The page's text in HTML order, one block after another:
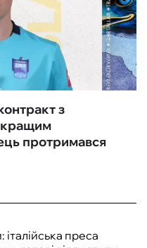
з
кращим
протримався